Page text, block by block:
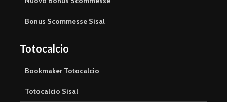
Bonus Scommesse Sisal
Totocalcio
Bookmaker Totocalcio
Totocalcio Sisal